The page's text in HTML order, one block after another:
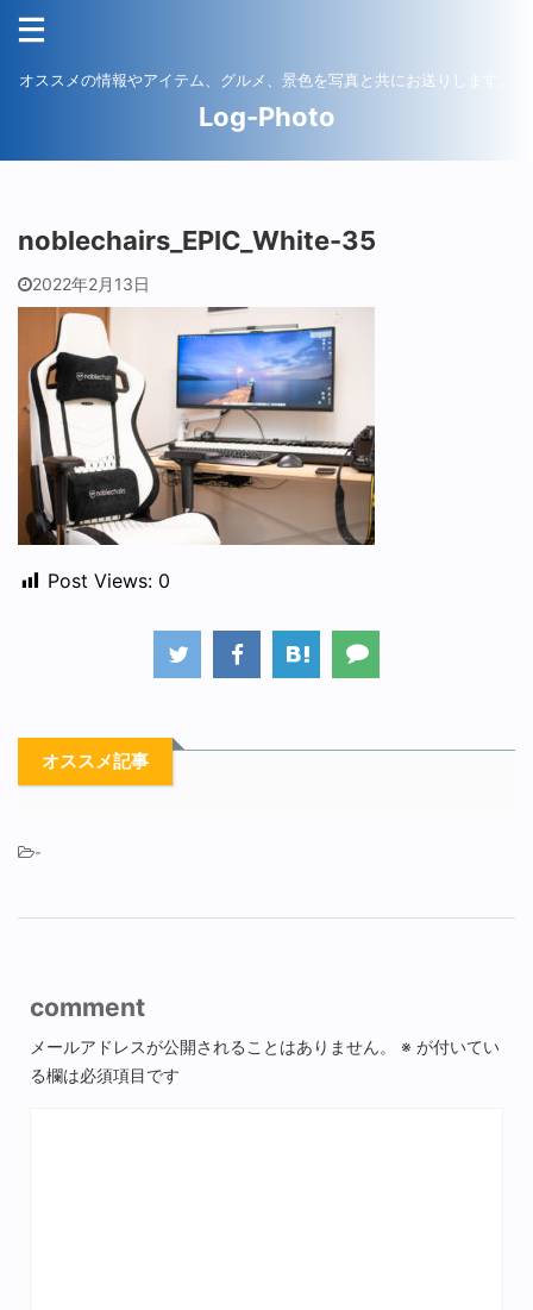
オススメの情報やアイテム、グルメ、景色を写真と共にお送りします。
Log-Photo
noblechairs_EPIC_White-35
2022年2月13日
Post Views: 0
オススメ記事
-
comment
メールアドレスが公開されることはありません。 ※ が付いてい
る欄は必須項目です